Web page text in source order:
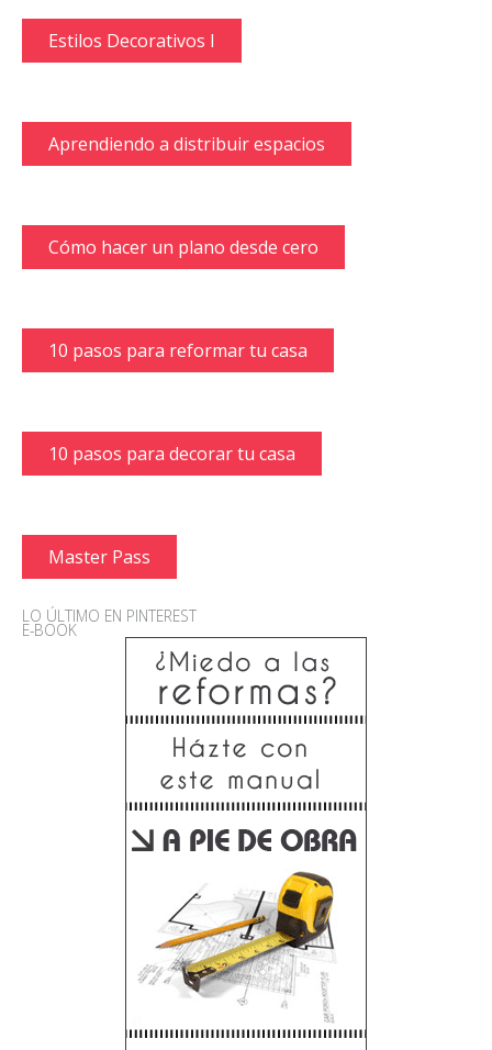
Estilos Decorativos I
Aprendiendo a distribuir espacios
Cómo hacer un plano desde cero
10 pasos para reformar tu casa
10 pasos para decorar tu casa
Master Pass
LO ÚLTIMO EN PINTEREST
E-BOOK